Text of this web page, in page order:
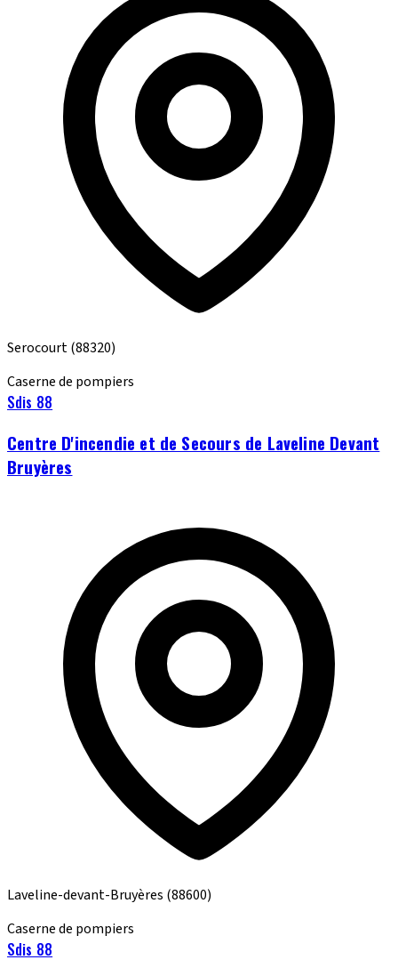
Serocourt(88320)
Caserne de pompiers
Sdis 88
Centre D'incendie et de Secours de Laveline Devant
Bruyères
Laveline-devant-Bruyères (88600)
Caserne de pompiers
Sdis 88